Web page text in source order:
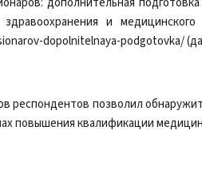
и
dopolnitelnaya-podgotovka/
респондентов позволил
повышения квалификации